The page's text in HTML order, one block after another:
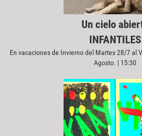
Un cielo
INFANTILES
En vacaciones de Invierno del Martes 28/7 al
Agosto. | 15:30